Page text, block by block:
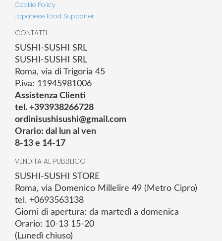
Cookie Policy
Japanese Food Supporter
CONTATTI
SUSHI-SUSHI SRL
SUSHI-SUSHI SRL
Roma, via di Trigoria 45
P.iva: 11945981006
Assistenza Clienti
tel. +393938266728
ordinisushisushi@gmail.com
Orario: dal lun al ven
8-13 e 14-17
VENDITA AL PUBBLICO
SUSHI-SUSHI STORE
Roma, via Domenico Millelire 49 (Metro Cipro)
tel. +0693563138
Giorni di apertura: da martedì a domenica
Orario: 10-13 15-20
(Lunedì chiuso)